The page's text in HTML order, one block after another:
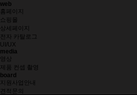
web
홈페이지
쇼핑몰
상세페이지
전자 카탈로그
UI/UX
media
영상
제품 컨셉 촬영
board
지원사업안내
견적문의